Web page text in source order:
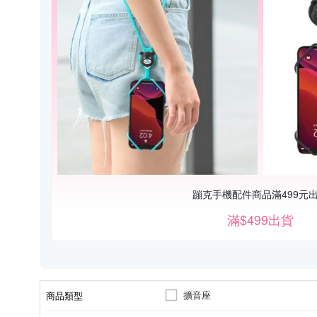
蹦克手機配件商品滿499元
滿$499出貨
商品類型 擴音座